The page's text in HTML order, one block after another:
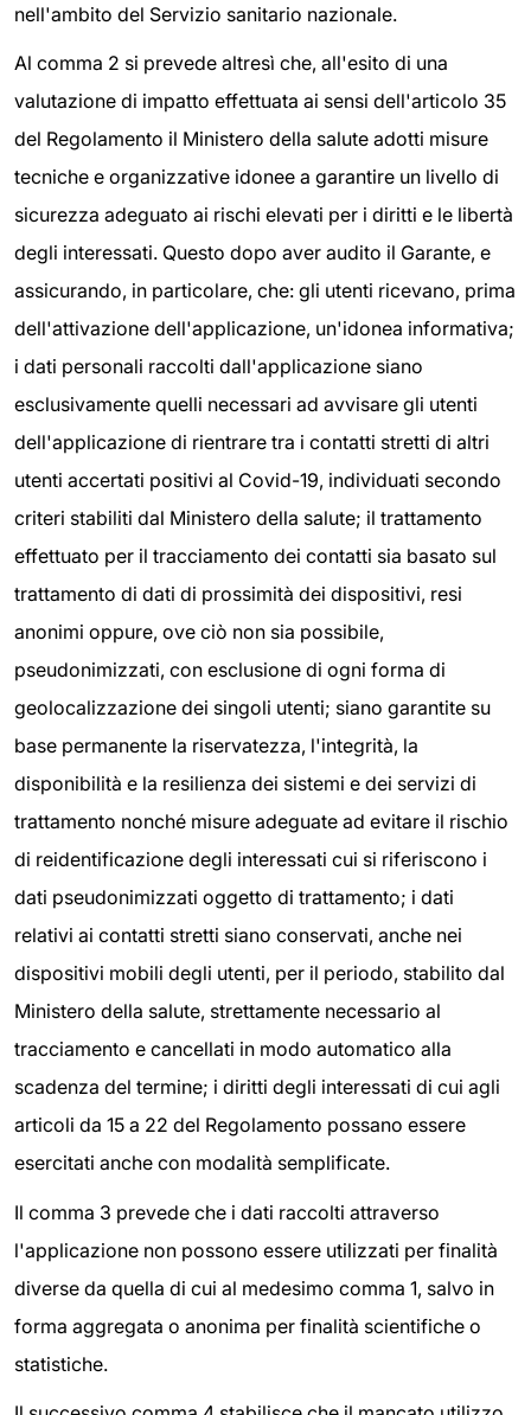
nell'ambito del Servizio sanitario nazionale.
Al comma 2 si prevede altresì che, all'esito di una
valutazione di impatto effettuata ai sensi dell'articolo 35
del Regolamento il Ministero della salute adotti misure
tecniche e organizzative idonee a garantire un livello di
sicurezza adeguato ai rischi elevati per i diritti e le libertà
degli interessati. Questo dopo aver audito il Garante, e
assicurando, in particolare, che: gli utenti ricevano, prima
dell'attivazione dell'applicazione, un'idonea informativa;
i dati personali raccolti dall'applicazione siano
esclusivamente quelli necessari ad avvisare gli utenti
dell'applicazione di rientrare tra i contatti stretti di altri
utenti accertati positivi al Covid-19, individuati secondo
criteri stabiliti dal Ministero della salute; il trattamento
effettuato per il tracciamento dei contatti sia basato sul
trattamento di dati di prossimità dei dispositivi, resi
anonimi oppure, ove ciò non sia possibile,
pseudonimizzati, con esclusione di ogni forma di
geolocalizzazione dei singoli utenti; siano garantite su
base permanente la riservatezza, l'integrità, la
disponibilità e la resilienza dei sistemi e dei servizi di
trattamento nonché misure adeguate ad evitare il rischio
di reidentificazione degli interessati cui si riferiscono i
dati pseudonimizzati oggetto di trattamento; i dati
relativi ai contatti stretti siano conservati, anche nei
dispositivi mobili degli utenti, per il periodo, stabilito dal
Ministero della salute, strettamente necessario al
tracciamento e cancellati in modo automatico alla
scadenza del termine; i diritti degli interessati di cui agli
articoli da 15 a 22 del Regolamento possano essere
esercitati anche con modalità semplificate.
Il comma 3 prevede che i dati raccolti attraverso
l'applicazione non possono essere utilizzati per finalità
diverse da quella di cui al medesimo comma 1, salvo in
forma aggregata o anonima per finalità scientifiche o
statistiche.